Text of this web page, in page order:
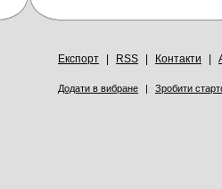
Експорт | RSS | Контакти |
Додати в вибране | Зробити